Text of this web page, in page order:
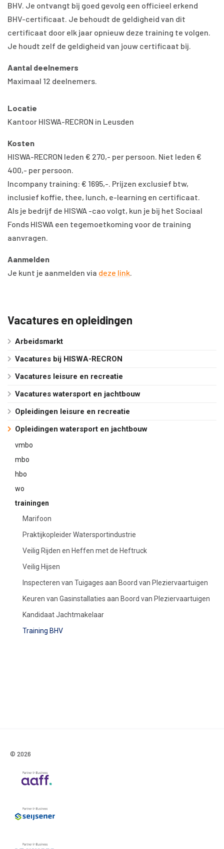
BHV. Je ontvangt bij goed gevolg een officieel erkend
BHV-certificaat. Je behoudt de geldigheid van dit
certificaat door elk jaar opnieuw deze training te volgen.
Je houdt zelf de geldigheid van jouw certificaat bij.
Aantal deelnemers
Maximaal 12 deelnemers.
Locatie
Kantoor HISWA-RECRON in Leusden
Kosten
HISWA-RECRON leden € 270,- per persoon. Niet leden €
400,- per persoon.
Incompany training: € 1695,-. Prijzen exclusief btw,
inclusief koffie, thee, lunch, e-learning en certificaat.
Als je bedrijf de HISWA -cao volgt, kun je bij het Sociaal
Fonds HISWA een tegemoetkoming voor de training
aanvragen.
Aanmelden
Je kunt je aanmelden via deze link.
Vacatures en opleidingen
Arbeidsmarkt
Vacatures bij HISWA-RECRON
Vacatures leisure en recreatie
Vacatures watersport en jachtbouw
Opleidingen leisure en recreatie
Opleidingen watersport en jachtbouw
vmbo
mbo
hbo
wo
trainingen
Marifoon
Praktijkopleider Watersportindustrie
Veilig Rijden en Heffen met de Heftruck
Veilig Hijsen
Inspecteren van Tuigages aan Boord van Pleziervaartuigen
Keuren van Gasinstallaties aan Boord van Pleziervaartuigen
Kandidaat Jachtmakelaar
Training BHV
© 2026